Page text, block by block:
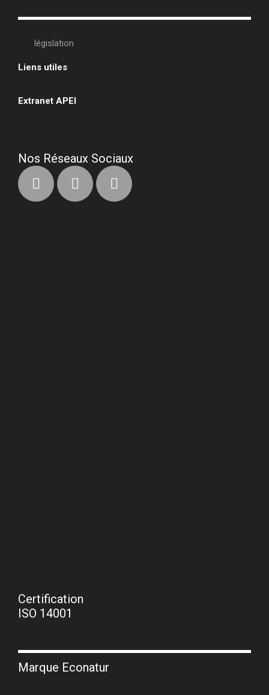
législation
Liens utiles
Extranet APEI
Nos Réseaux Sociaux
Certification
ISO 14001
Marque Econatur